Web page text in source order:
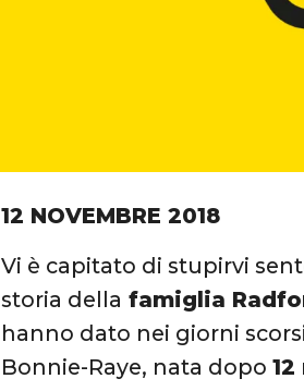
12 NOVEMBRE 2018
Vi è capitato di stupirvi
storia della famiglia
hanno dato nei giorni
Bonnie-Raye, nata dopo